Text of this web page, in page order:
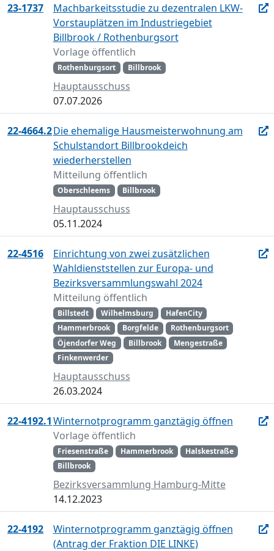
23-1737
Machbarkeitsstudie zu dezentralen LKW-
Vorstauplätzen im Industriegebiet
Billbrook / Rothenburgsort
Vorlage öffentlich
Rothenburgsort Billbrook
Hauptausschuss
07.07.2026
22-4664.2Die ehemalige Hausmeisterwohnung am
Schulstandort Billbrookdeich
wiederherstellen
Mitteilung öffentlich
Oberschleems Billbrook
Hauptausschuss
05.11.2024
22-4516
Einrichtung von zwei zusätzlichen
Wahldienststellen zur Europa- und
Bezirksversammlungswahl 2024
Mitteilung öffentlich
Billstedt Wilhelmsburg
HafenCity
Hammerbrook
Borgfelde
Rothenburgsort
Öjendorfer Weg
Billbrook
Mengestraße
Finkenwerder
Hauptausschuss
26.03.2024
22-4192.1Winternotprogramm ganztägig öffnen
Vorlage öffentlich
Friesenstraße Hammerbrook
Halskestraße
Billbrook
Bezirksversammlung Hamburg-Mitte
14.12.2023
22-4192
Winternotprogramm ganztägig öffnen
(Antrag der Fraktion DIE LINKE)